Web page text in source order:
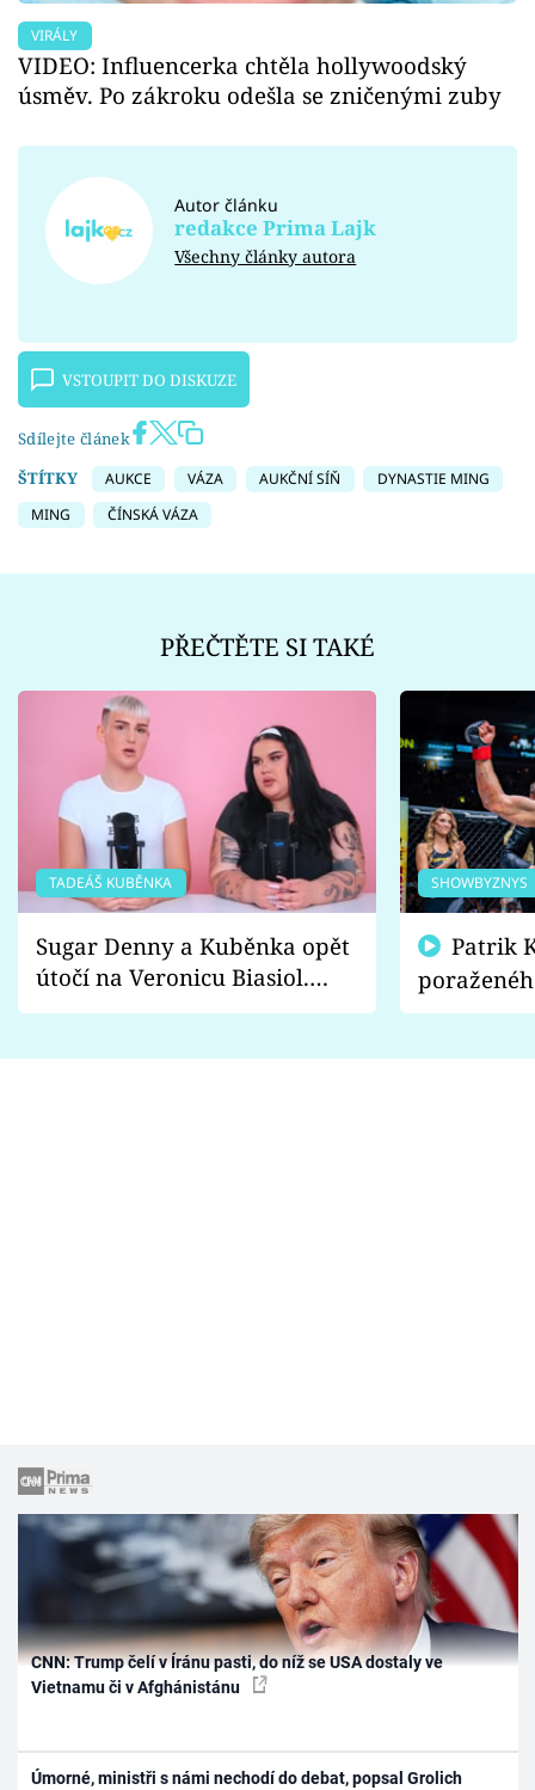
VIRÁLY
VIDEO: Influencerka chtěla hollywoodský
úsměv. Po zákroku odešla se zničenými zuby
Autor článku
redakce Prima Lajk
Všechny články autora
VSTOUPIT DO DISKUZE
Sdílejte článek
ŠTÍTKY
AUKCE VÁZA AUKČNÍ SÍŇ
DYNASTIE MING
MING
ČÍNSKÁ VÁZA
PŘEČTĚTE SI TAKÉ
TADEÁŠ KUBĚNKA
Sugar Denny a Kuběnka opět
útočí na Veronicu Biasiol.
Proč je podle nich falešná a
SHOWBYZNYS
fanoušci
CNN: Trump čelí v Íránu pasti, do níž se USA dostaly ve
Vietnamu či v Afghánistánu
Úmorné, ministři s námi nechodí do debat, popsal Grolich